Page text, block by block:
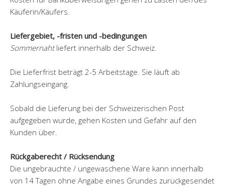
Käuferin/Käufers.
Liefergebiet, -fristen und -bedingungen
Sommernahtliefert innerhalb der Schweiz.
Die Lieferfrist beträgt 2-5 Arbeitstage. Sie läuft ab
Zahlungseingang.
Sobald die Lieferung bei der Schweizerischen Post
aufgegeben wurde, gehen Kosten und Gefahr auf den
Kunden über.
Rückgaberecht / Rücksendung
Die ungebrauchte / ungewaschene Ware kann innerhalb
von 14 Tagen ohne Angabe eines Grundes zurückgesendet